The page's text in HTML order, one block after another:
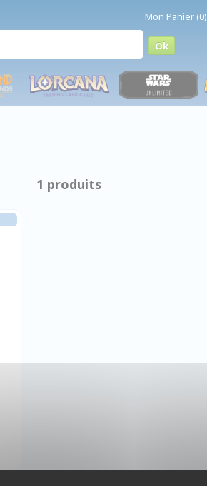
Mon Panier (0)
1 produits